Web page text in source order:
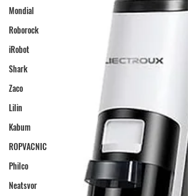
Mondial
Roborock
iRobot
Shark
Zaco
Lilin
Kabum
ROPVACNIC
Philco
Neatsvor